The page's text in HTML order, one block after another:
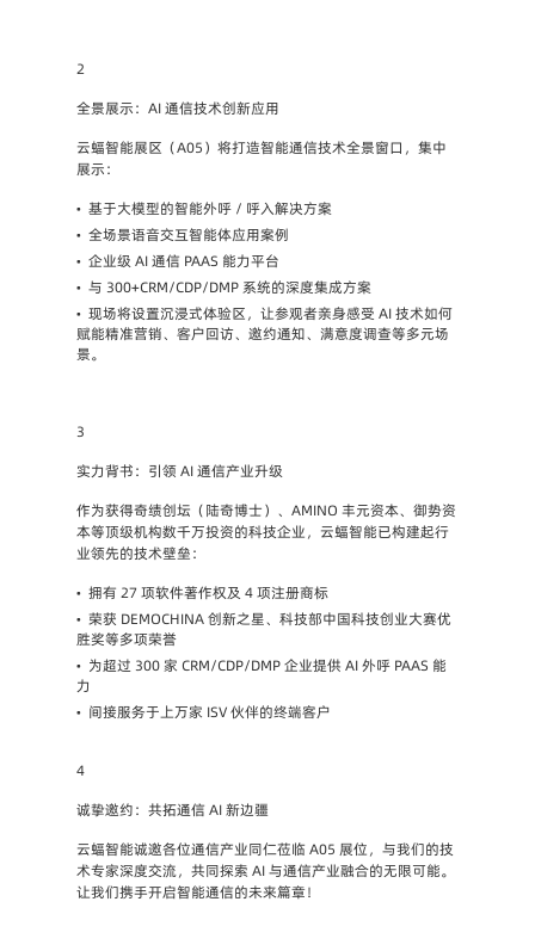
2
全景展示：AI 通信技术创新应用
云蝠智能展区（A05）将打造智能通信技术全景窗口，集中
展示：
• 基于大模型的智能外呼 / 呼入解决方案
• 全场景语音交互智能体应用案例
• 企业级 AI 通信 PAAS 能力平台
• 与 300+CRM/CDP/DMP 系统的深度集成方案
• 现场将设置沉浸式体验区，让参观者亲身感受 AI 技术如何
赋能精准营销、客户回访、邀约通知、满意度调查等多元场
景。
3
实力背书：引领 AI 通信产业升级
作为获得奇绩创坛（陆奇博士）、AMINO 丰元资本、御势资
本等顶级机构数千万投资的科技企业，云蝠智能已构建起行
业领先的技术壁垒：
• 拥有 27 项软件著作权及 4 项注册商标
• 荣获 DEMOCHINA 创新之星、科技部中国科技创业大赛优
胜奖等多项荣誉
• 为超过 300 家 CRM/CDP/DMP 企业提供 AI 外呼 PAAS 能
力
• 间接服务于上万家 ISV 伙伴的终端客户
4
诚挚邀约：共拓通信 AI 新边疆
云蝠智能诚邀各位通信产业同仁莅临 A05 展位，与我们的技
术专家深度交流，共同探索 AI 与通信产业融合的无限可能。
让我们携手开启智能通信的未来篇章！